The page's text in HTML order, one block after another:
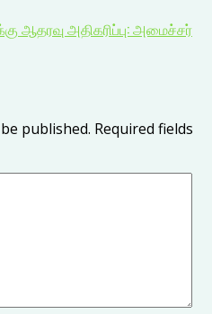
ஆதரவு அதிகரிப்பு: அமைச்சர்
published. Required fields